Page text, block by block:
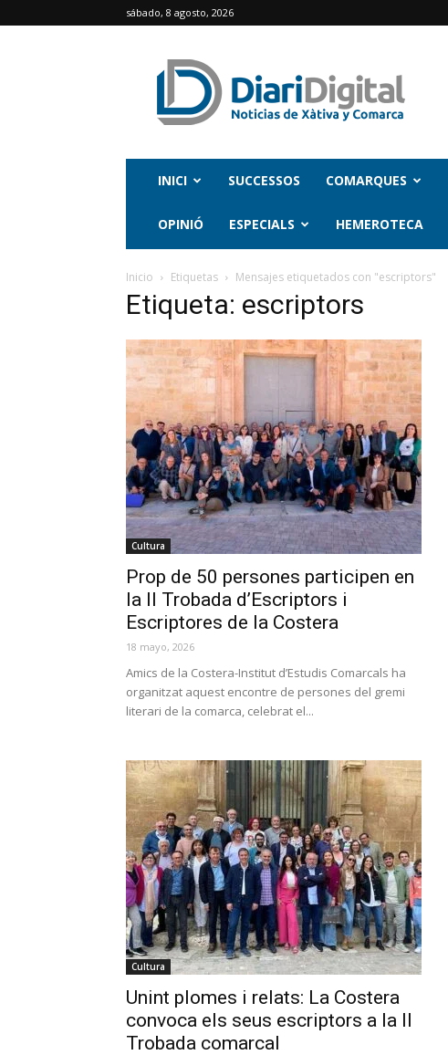
sábado, 8 agosto, 2026
INICI SUCCESSOS COMARQUES
OPINIÓ ESPECIALS HEMEROTECA
Inicio Etiquetas Mensajes etiquetados con "escriptors"
Etiqueta: escriptors
Cultura
Prop de 50 persones participen en
la II Trobada d’Escriptors i
Escriptores de la Costera
18 mayo, 2026
Amics de la Costera-Institut d’Estudis Comarcals ha
organitzat aquest encontre de persones del gremi
literari de la comarca, celebrat el...
Cultura
Unint plomes i relats: La Costera
convoca els seus escriptors a la II
Trobada comarcal